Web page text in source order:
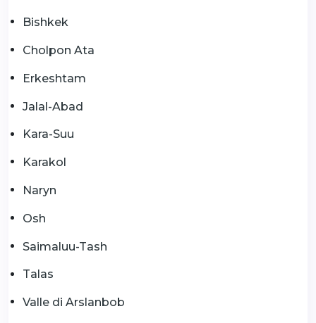
Bishkek
Cholpon Ata
Erkeshtam
Jalal-Abad
Kara-Suu
Karakol
Naryn
Osh
Saimaluu-Tash
Talas
Valle di Arslanbob